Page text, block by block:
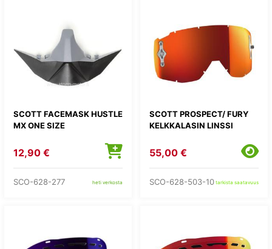
SCOTT FACEMASK HUSTLE
MX ONE SIZE
12,90 €
SCO-628-277 heti verkosta
SCOTT PROSPECT/ FURY
KELKKALASIN LINSSI
55,00 €
SCO-628-503-10 tarkista saatavuus